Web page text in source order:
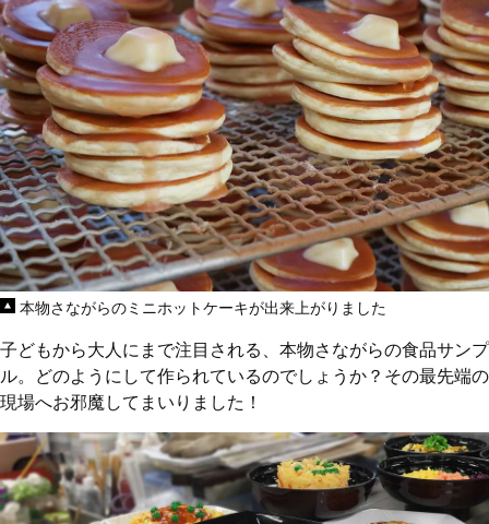
本物さながらのミニホットケーキが出来上がりました
子どもから大人にまで注目される、本物さながらの食品サンプ
ル。どのようにして作られているのでしょうか？その最先端の
現場へお邪魔してまいりました！